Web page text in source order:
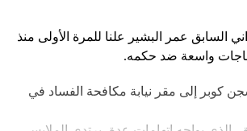
السابق عمر البشير علنا للمرة الأولى منذ
واسعة ضد حكمه.
كوبر إلى مقر نيابة مكافحة الفساد في